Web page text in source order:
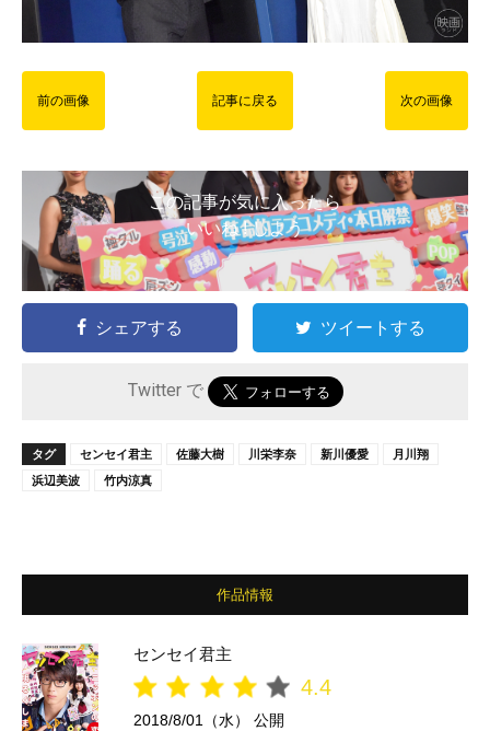
前の画像 記事に戻る 次の画像
この記事が気に入ったら
いいね ! しよう
シェアする ツイートする
Twitter で
タグ センセイ君主 佐藤大樹 川栄李奈 新川優愛
月川翔
浜辺美波
竹内涼真
作品情報
センセイ君主
4.4
2018/8/01（水） 公開